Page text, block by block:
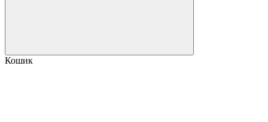
Кошик